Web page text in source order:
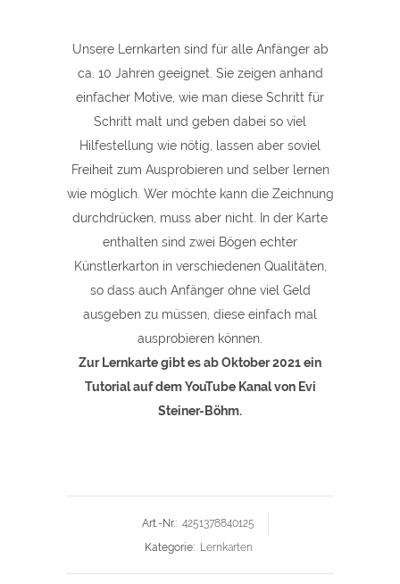
quantity
Unsere Lernkarten sind für alle Anfänger ab
ca. 10 Jahren geeignet. Sie zeigen anhand
einfacher Motive, wie man diese Schritt für
Schritt malt und geben dabei so viel
Hilfestellung wie nötig, lassen aber soviel
Freiheit zum Ausprobieren und selber lernen
wie möglich. Wer möchte kann die Zeichnung
durchdrücken, muss aber nicht. In der Karte
enthalten sind zwei Bögen echter
Künstlerkarton in verschiedenen Qualitäten,
so dass auch Anfänger ohne viel Geld
ausgeben zu müssen, diese einfach mal
ausprobieren können.
Zur Lernkarte gibt es ab Oktober 2021 ein
Tutorial auf dem YouTube Kanal von Evi
Steiner-Böhm.
Art.-Nr.: 4251378840125
Kategorie: Lernkarten